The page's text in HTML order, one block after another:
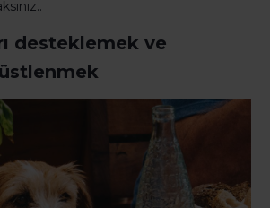
desteklemek ve
üstlenmek